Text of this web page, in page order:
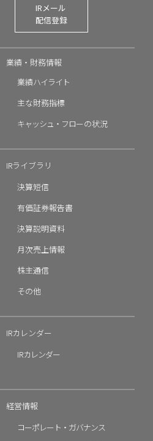
IRメール
配信登録
業績・財務情報
業績ハイライト
主な財務指標
キャッシュ・フローの状況
IRライブラリ
決算短信
有価証券報告書
決算説明資料
月次売上情報
株主通信
その他
IRカレンダー
IRカレンダー
経営情報
コーポレート・ガバナンス